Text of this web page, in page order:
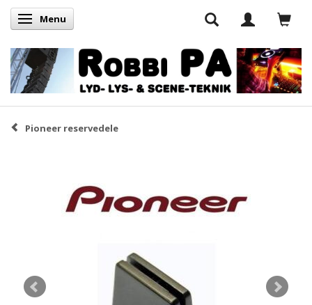
Skifte navigation
Menu
Pioneer reservedele